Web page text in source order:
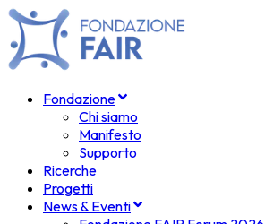
Fondazione
Chi siamo
Manifesto
Supporto
Ricerche
Progetti
News & Eventi